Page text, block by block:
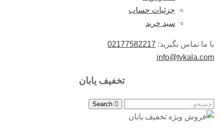
جزئیات حساب
سبد خرید
با ما تماس بگیرید: 02177582217
info@tykala.com
تخفیف یابان
Search